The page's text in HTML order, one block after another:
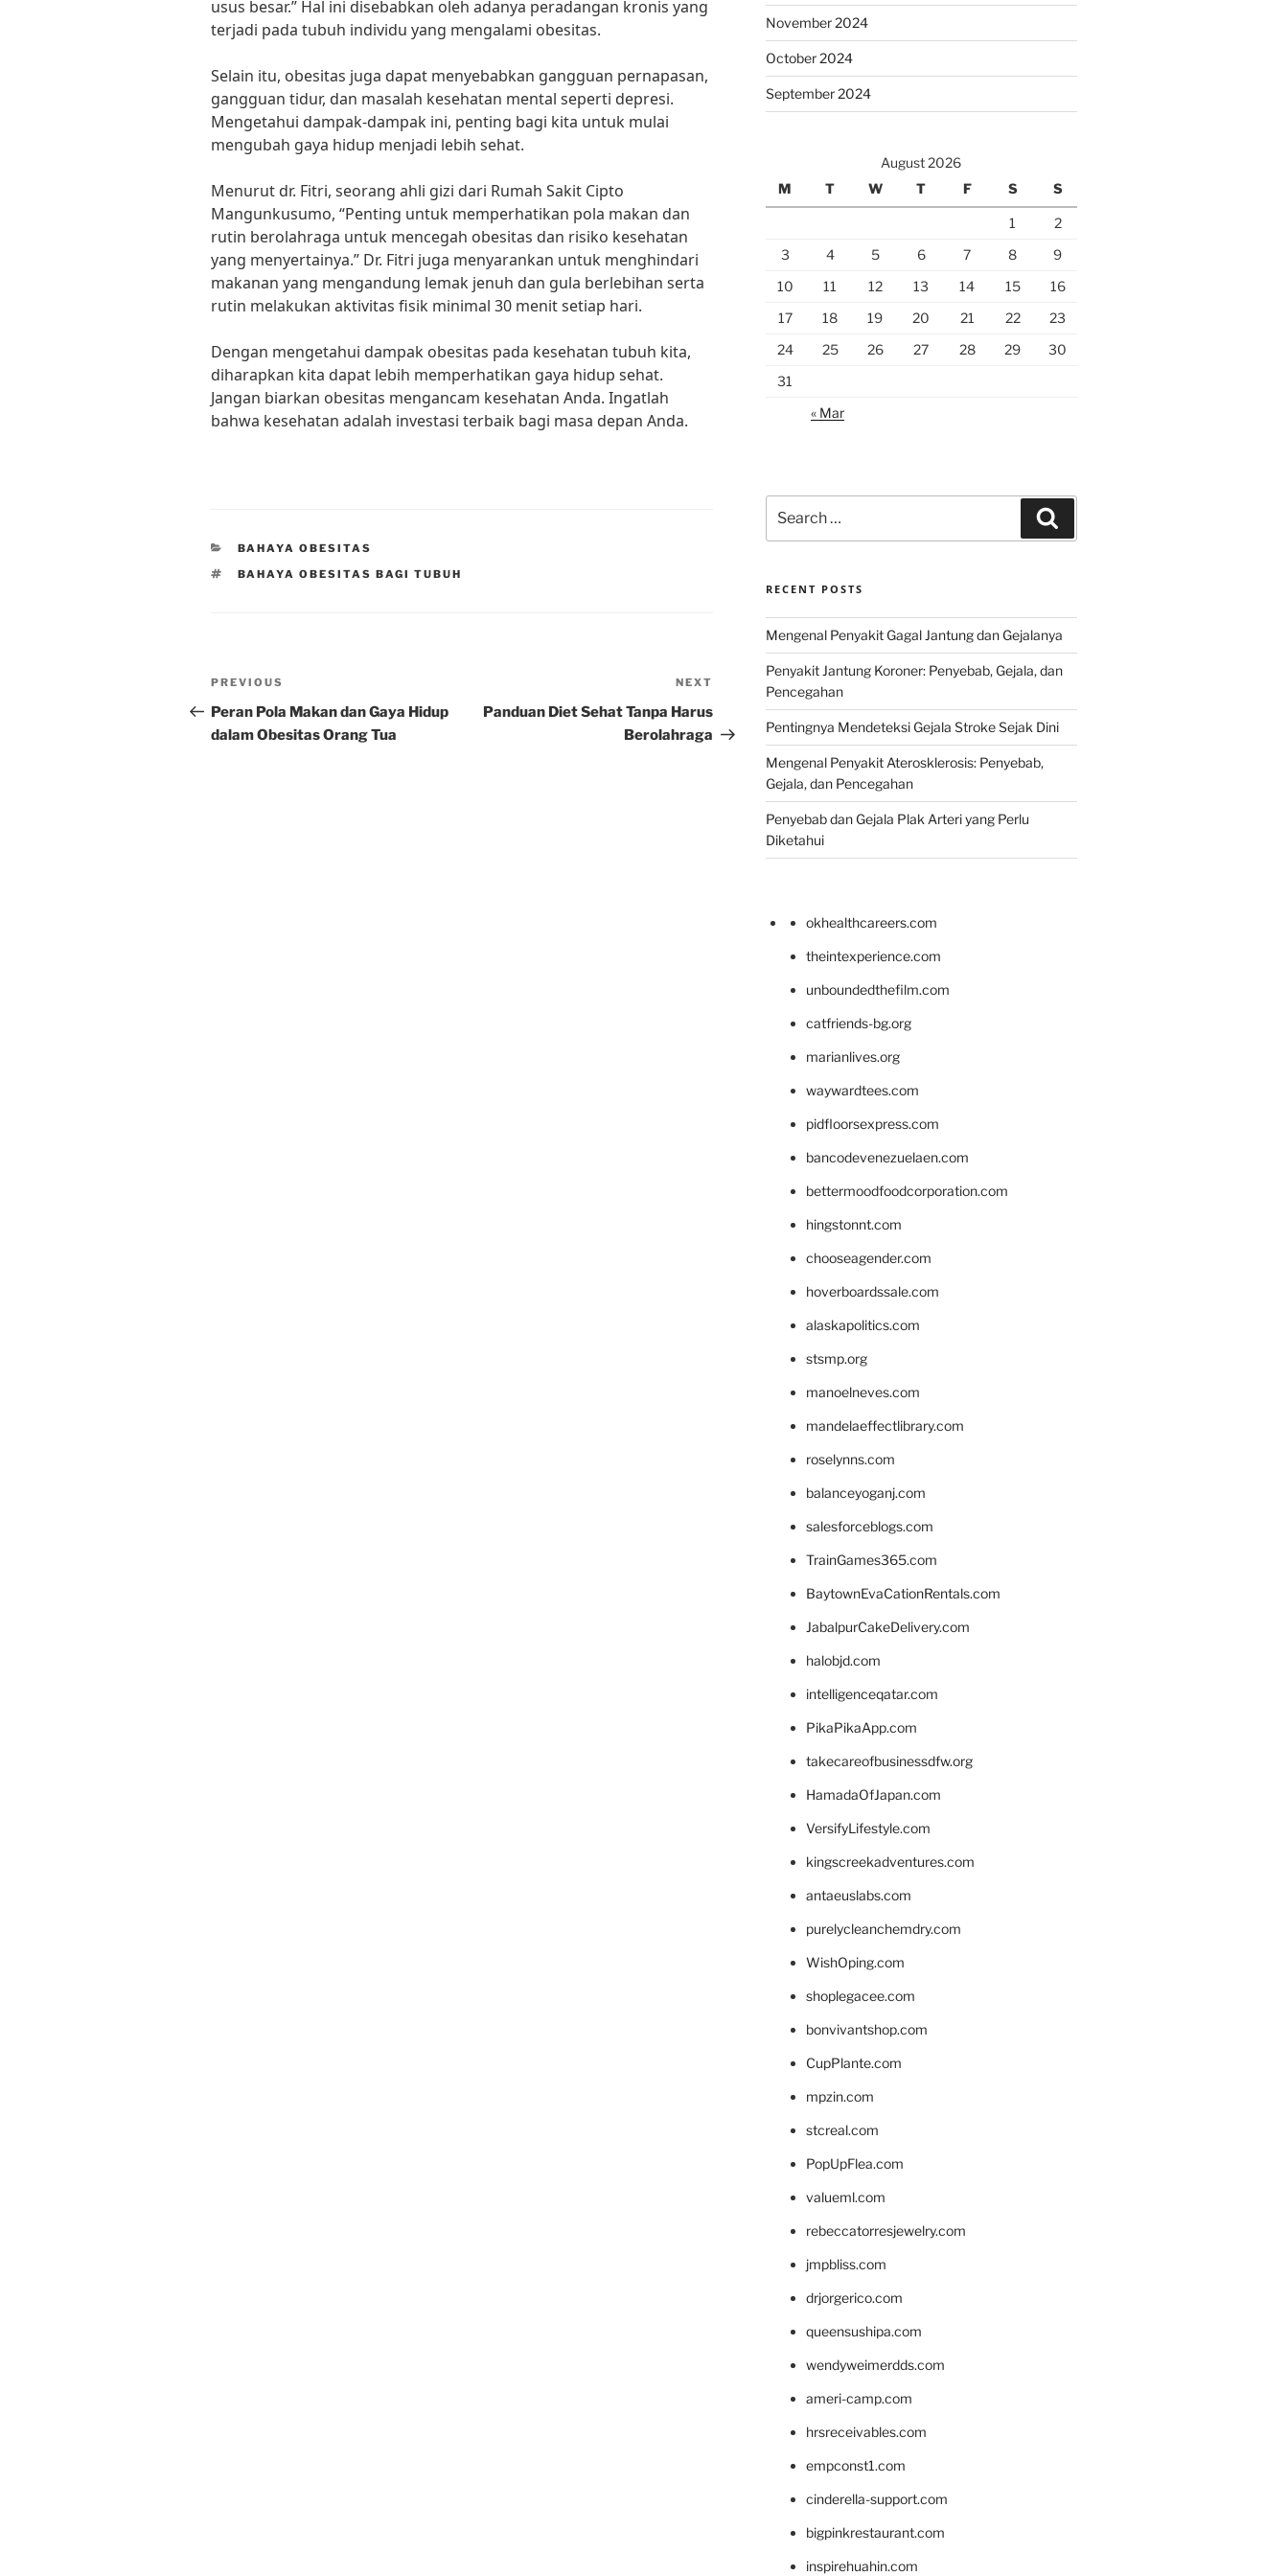
usus besar.” Hal ini disebabkan oleh adanya peradangan kronis yang
terjadi pada tubuh individu yang mengalami obesitas.
Selain itu, obesitas juga dapat menyebabkan gangguan pernapasan,
gangguan tidur, dan masalah kesehatan mental seperti depresi.
Mengetahui dampak-dampak ini, penting bagi kita untuk mulai
mengubah gaya hidup menjadi lebih sehat.
Menurut dr. Fitri, seorang ahli gizi dari Rumah Sakit Cipto
Mangunkusumo, “Penting untuk memperhatikan pola makan dan
rutin berolahraga untuk mencegah obesitas dan risiko kesehatan
yang menyertainya.” Dr. Fitri juga menyarankan untuk menghindari
makanan yang mengandung lemak jenuh dan gula berlebihan serta
rutin melakukan aktivitas fisik minimal 30 menit setiap hari.
Dengan mengetahui dampak obesitas pada kesehatan tubuh kita,
diharapkan kita dapat lebih memperhatikan gaya hidup sehat.
Jangan biarkan obesitas mengancam kesehatan Anda. Ingatlah
bahwa kesehatan adalah investasi terbaik bagi masa depan Anda.
CATEGORIES
BAHAYA OBESITAS
TAGS
BAHAYA OBESITAS BAGI TUBUH
Post
navigation
Previous
Post
PREVIOUS
Peran Pola Makan dan Gaya Hidup
dalam Obesitas Orang Tua
Post
NEXT
Panduan Diet Sehat Tanpa Harus
Berolahraga
November 2024
October 2024
September 2024
August 2026
M
T W T F S S
1
2
3
4 5 6 7 8
9
10
11 12 13 14 15
16
17
18 19 20 21 22
23
24
25 26 27 28 29
30
31
« Mar
for:
RECENT POSTS
Mengenal Penyakit Gagal Jantung dan Gejalanya
Penyakit Jantung Koroner: Penyebab, Gejala, dan
Pencegahan
Pentingnya Mendeteksi Gejala Stroke Sejak Dini
Mengenal Penyakit Aterosklerosis: Penyebab,
Gejala, dan Pencegahan
Penyebab dan Gejala Plak Arteri yang Perlu
Diketahui
okhealthcareers.com
theintexperience.com
unboundedthefilm.com
catfriends-bg.org
marianlives.org
waywardtees.com
pidfloorsexpress.com
bancodevenezuelaen.com
bettermoodfoodcorporation.com
hingstonnt.com
chooseagender.com
hoverboardssale.com
alaskapolitics.com
stsmp.org
manoelneves.com
mandelaeffectlibrary.com
roselynns.com
balanceyoganj.com
salesforceblogs.com
TrainGames365.com
BaytownEvaCationRentals.com
JabalpurCakeDelivery.com
halobjd.com
intelligenceqatar.com
PikaPikaApp.com
takecareofbusinessdfw.org
HamadaOfJapan.com
VersifyLifestyle.com
kingscreekadventures.com
antaeuslabs.com
purelycleanchemdry.com
WishOping.com
shoplegacee.com
bonvivantshop.com
CupPlante.com
mpzin.com
stcreal.com
PopUpFlea.com
valueml.com
rebeccatorresjewelry.com
jmpbliss.com
drjorgerico.com
queensushipa.com
wendyweimerdds.com
ameri-camp.com
hrsreceivables.com
empconst1.com
cinderella-support.com
bigpinkrestaurant.com
inspirehuahin.com